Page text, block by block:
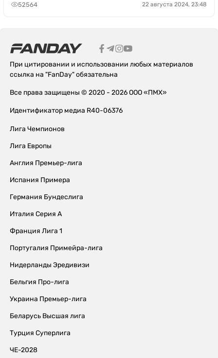
52564 22 августа 2024, 23:48
При цитировании и использовании любых материалов
ссылка на "FanDay" обязательна
Все права защищены © 2020 - 2026 ООО «ПМХ»
Идентификатор медиа R40-06376
Лига Чемпионов
Лига Европы
Англия Премьер-лига
Испания Примера
Германия Бундеслига
Италия Серия А
Франция Лига 1
Португалия Примейра-лига
Нидерланды Эредивизи
Бельгия Про-лига
Украина Премьер-лига
Беларусь Высшая лига
Турция Суперлига
ЧЕ-2028